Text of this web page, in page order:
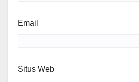
Email
Situs Web